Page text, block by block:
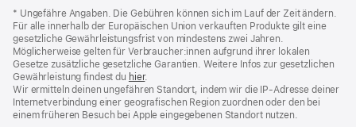
neues
Fenster)
* Ungefähre Angaben. Die Gebühren können sich im Lauf der Zeit ändern.
Für alle innerhalb der Europäischen Union verkauften Produkte gilt eine
gesetzliche Gewährleistungsfrist von mindestens zwei Jahren.
Möglicherweise gelten für Verbraucher:innen aufgrund ihrer lokalen
Gesetze zusätzliche gesetzliche Garantien. Weitere Infos zur gesetzlichen
Gewährleistung findest du hier.
Wir ermitteln deinen ungefähren Standort, indem wir die IP‑Adresse deiner
Internetverbindung einer geografischen Region zuordnen oder den bei
einem früheren Besuch bei Apple eingegebenen Standort nutzen.